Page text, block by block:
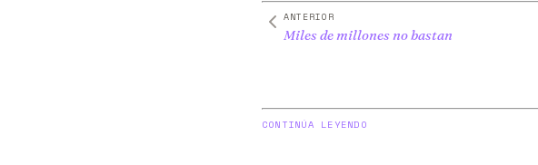
ANTERIOR
Miles de millones no bastan
CONTINÚA LEYENDO